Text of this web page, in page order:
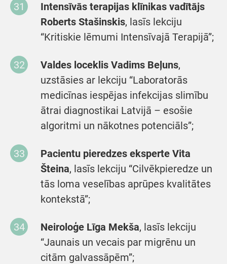
Intensīvās terapijas klīnikas vadītājs
Roberts Stašinskis, lasīs lekciju
“Kritiskie lēmumi Intensīvajā Terapijā”;
Valdes loceklis Vadims Beļuns,
uzstāsies ar lekciju “Laboratorās
medicīnas iespējas infekcijas slimību
ātrai diagnostikai Latvijā – esošie
algoritmi un nākotnes potenciāls”;
Pacientu pieredzes eksperte Vita
Šteina, lasīs lekciju “Cilvēkpieredze un
tās loma veselības aprūpes kvalitātes
kontekstā”;
Neiroloģe Līga Mekša, lasīs lekciju
“Jaunais un vecais par migrēnu un
citām galvassāpēm”;